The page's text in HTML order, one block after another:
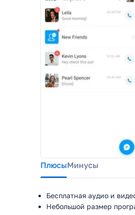
ПлюсыМинусы
Бесплатная аудио и
Небольшой размер